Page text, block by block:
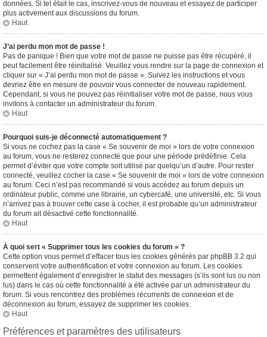
données. Si tel était le cas, inscrivez-vous de nouveau et essayez de participer
plus activement aux discussions du forum.
Haut
J’ai perdu mon mot de passe !
Pas de panique ! Bien que votre mot de passe ne puisse pas être récupéré, il
peut facilement être réinitialisé. Veuillez vous rendre sur la page de connexion et
cliquer sur « J’ai perdu mon mot de passe ». Suivez les instructions et vous
devriez être en mesure de pouvoir vous connecter de nouveau rapidement.
Cependant, si vous ne pouvez pas réinitialiser votre mot de passe, nous vous
invitons à contacter un administrateur du forum.
Haut
Pourquoi suis-je déconnecté automatiquement ?
Si vous ne cochez pas la case « Se souvenir de moi » lors de votre connexion
au forum, vous ne resterez connecté que pour une période prédéfinie. Cela
permet d’éviter que votre compte soit utilisé par quelqu’un d’autre. Pour rester
connecté, veuillez cocher la case « Se souvenir de moi » lors de votre connexion
au forum. Ceci n’est pas recommandé si vous accédez au forum depuis un
ordinateur public, comme une librairie, un cybercafé, une université, etc. Si vous
n’arrivez pas à trouver cette case à cocher, il est probable qu’un administrateur
du forum ait désactivé cette fonctionnalité.
Haut
À quoi sert « Supprimer tous les cookies du forum » ?
Cette option vous permet d’effacer tous les cookies générés par phpBB 3.2 qui
conservent votre authentification et votre connexion au forum. Les cookies
permettent également d’enregistrer le statut des messages (s’ils sont lus ou non
lus) dans le cas où cette fonctionnalité a été activée par un administrateur du
forum. Si vous rencontrez des problèmes récurrents de connexion et de
déconnexion au forum, essayez de supprimer les cookies.
Haut
Préférences et paramètres des utilisateurs